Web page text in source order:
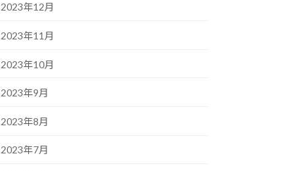
2023年12月
2023年11月
2023年10月
2023年9月
2023年8月
2023年7月